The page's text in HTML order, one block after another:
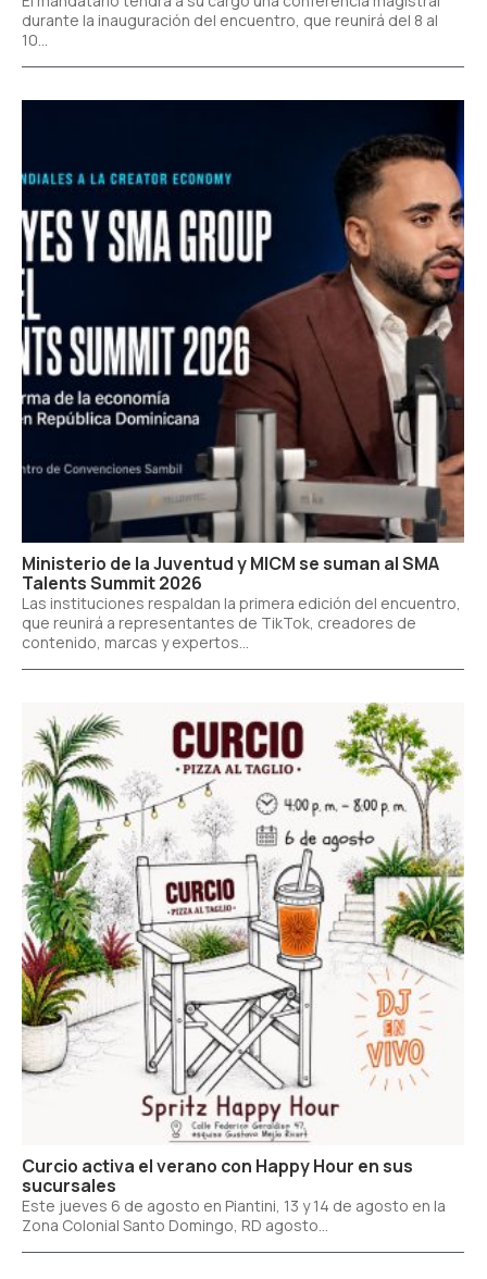
durante la inauguración del encuentro, que reunirá del 8 al
10...
Ministerio de la Juventud y MICM se suman al SMA
Talents Summit 2026
Las instituciones respaldan la primera edición del encuentro,
que reunirá a representantes de TikTok, creadores de
contenido, marcas y expertos...
Curcio activa el verano con Happy Hour en sus
sucursales
Este jueves 6 de agosto en Piantini, 13 y 14 de agosto en la
Zona Colonial Santo Domingo, RD agosto...